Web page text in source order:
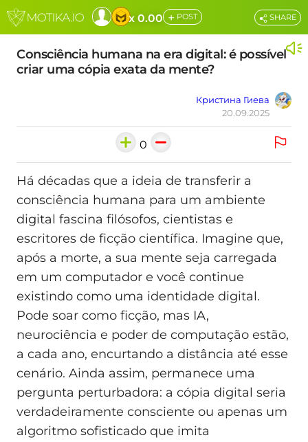
x 0.00 + POST
Consciência humana na era digital: é possível
criar uma cópia exata da mente?
Кристина Гиева
20.09.2025
SHARE
0
Há décadas que a ideia de transferir a
consciência humana para um ambiente
digital fascina filósofos, cientistas e
escritores de ficção científica. Imagine que,
após a morte, a sua mente seja carregada
em um computador e você continue
existindo como uma identidade digital.
Pode soar como ficção, mas IA,
neurociência e poder de computação estão,
a cada ano, encurtando a distância até esse
cenário. Ainda assim, permanece uma
pergunta perturbadora: a cópia digital seria
verdadeiramente consciente ou apenas um
algoritmo sofisticado que imita